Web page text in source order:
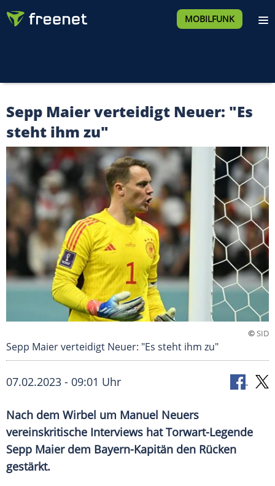
MOBILFUNK
Sepp Maier verteidigt Neuer: "Es
steht ihm zu"
©SID
Sepp Maier verteidigt Neuer: "Es steht ihm zu"
07.02.2023 - 09:01 Uhr
Nach dem Wirbel um Manuel Neuers
vereinskritische Interviews hat Torwart-Legende
Sepp Maier dem Bayern-Kapitän den Rücken
gestärkt.